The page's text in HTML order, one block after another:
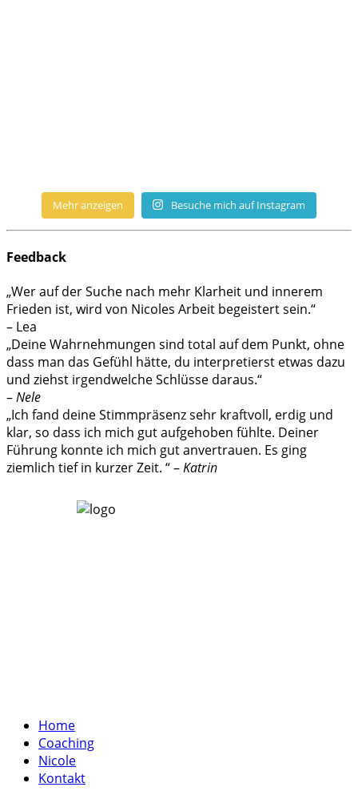
Mehr anzeigen Besuche mich auf Instagram
Feedback
„Wer auf der Suche nach mehr Klarheit und innerem
Frieden ist, wird von Nicoles Arbeit begeistert sein.“
– Lea
„Deine Wahrnehmungen sind total auf dem Punkt, ohne
dass man das Gefühl hätte, du interpretierst etwas dazu
und ziehst irgendwelche Schlüsse daraus.“
–Nele
„Ich fand deine Stimmpräsenz sehr kraftvoll, erdig und
klar, so dass ich mich gut aufgehoben fühlte. Deiner
Führung konnte ich mich gut anvertrauen. Es ging
ziemlich tief in kurzer Zeit. “ –Katrin
Home
Coaching
Nicole
Kontakt